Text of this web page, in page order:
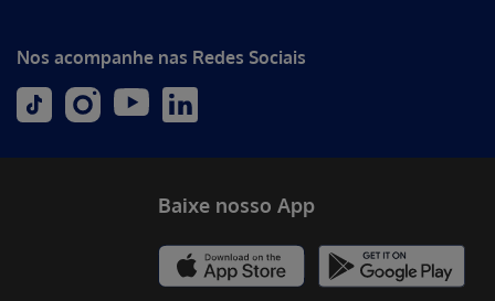
Nos acompanhe nas Redes Sociais
Baixe nosso App